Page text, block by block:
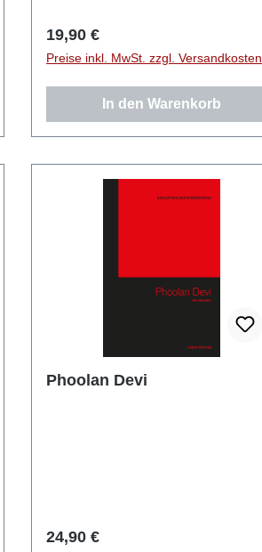
Regulärer Preis:
19,90 €
Preise inkl. MwSt. zzgl. Versandkosten
In den Warenkorb
Phoolan Devi
Regulärer Preis:
24,90 €